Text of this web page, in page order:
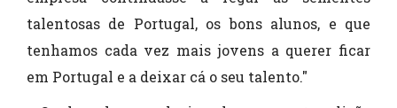
talentosas de Portugal, os bons alunos, e que
tenhamos cada vez mais jovens a querer ficar
em Portugal e a deixar cá o seu talento."